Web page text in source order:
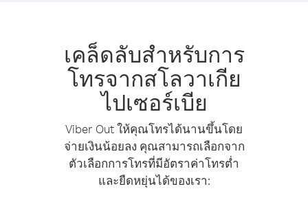
เคล็ดลับสำหรับการ
โทรจากสโลวาเกีย
ไปเซอร์เบีย
Viber Out ให้คุณโทรได้นานขึ้นโดย
จ่ายเงินน้อยลง คุณสามารถเลือกจาก
ตัวเลือกการโทรที่มีอัตราค่าโทรต่ำ
และยืดหยุ่นได้ของเรา: